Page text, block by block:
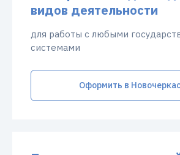
видов деятельности
для работы с любыми
системами
Оформить в